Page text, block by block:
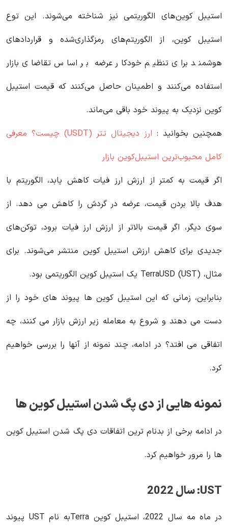
استیبل کوین‌های الگوریتمی نیز شناخته می‌شوند. این توع
استیبل کوین، از الگوریتم‌های رمزگذاری‌شده و قراردادهای
هوشمند برای تنظیم خودکار عرضه‌ بر اساس تقاضای بازار
استفاده می‌کنند و اطمینان حاصل می‌کنند که قیمت استیبل
کوین نزدیک به پیوند خود باقی می‌ماند.
همچنین بخوانید :
ارز دیجیتال تتر (USDT) چیست؟ معرفی
کامل محبوب‌ترین استیبل‌کوین بازار
اگر قیمت به کمتر از ارزش ارز فیات کاهش یابد، الگوریتم با
هدف بالا بردن قیمت، عرضه در گردش را کاهش می دهد. از
سوی دیگر، اگر قیمت بالاتر از ارزش ارز فیات برود، توکن‌های
جدیدی برای کاهش ارزش استیبل کوین منتشر می‌شوند. برای
مثال، TerraUSD (UST) یک استیبل کوین الگوریتمی بود.
بنابراین، زمانی که این استیبل کوین ها پیوند های خود را از
دست می دهند و شروع به معامله زیر ارزش بازار می کنند، چه
اتفاقی می افتد؟ در ادامه، چند نمونه از آنها را بررسی خواهیم
کرد.
نمونه هایی از دی پگ شدن استیبل کوین ها
در ادامه برخی از بدنام ترین اتفاقات دی پگ شدن استیبل کوین
ها را مرور خواهیم کرد.
UST: سال 2022
در ماه مه سال 2022، استیبل کوین Terraبه نام UST پیوند